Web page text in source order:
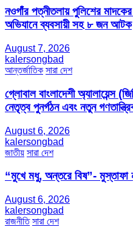
নওগাঁর পত্নীতলায় পুলিশের
অভিযানে ব্যবসায়ী সহ ৮ জন আটক
August 7, 2026
kalersongbad
আন্তর্জাতিক সারা দেশ
গ্লোবাল বাংলাদেশী অ্যালায়েন্স
নেতৃত্ব পুনর্গঠন এবং নতুন
August 6, 2026
kalersongbad
জাতীয় সারা দেশ
“মুখে মধু, অন্তরে বিষ”- মুস্তাফা
August 6, 2026
kalersongbad
রাজনীতি সারা দেশ